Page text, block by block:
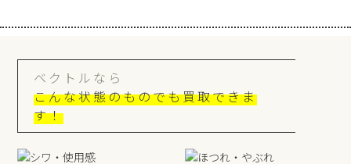
ベクトルなら
こんな状態のものでも買取できま
す！